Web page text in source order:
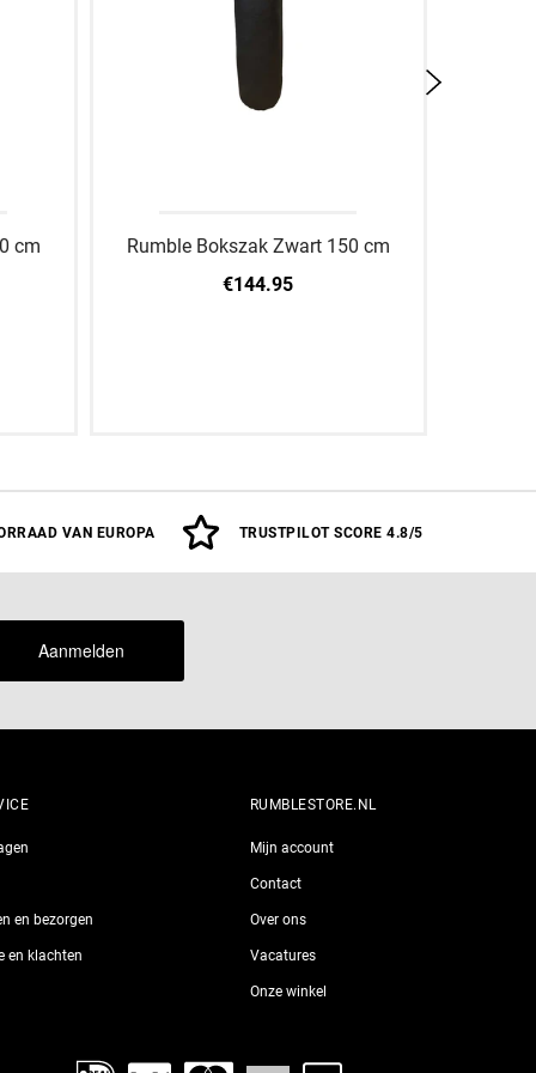
cm
Rumble Bokszak Zwart 150 cm
€144.95
Aan winkelwagen toevoegen
VAN EUROPA TRUSTPILOT SCORE 4.8/5
Aanmelden
en bezorgen
en klachten
RUMBLESTORE.NL
Mijn account
Contact
Over ons
Vacatures
Onze winkel